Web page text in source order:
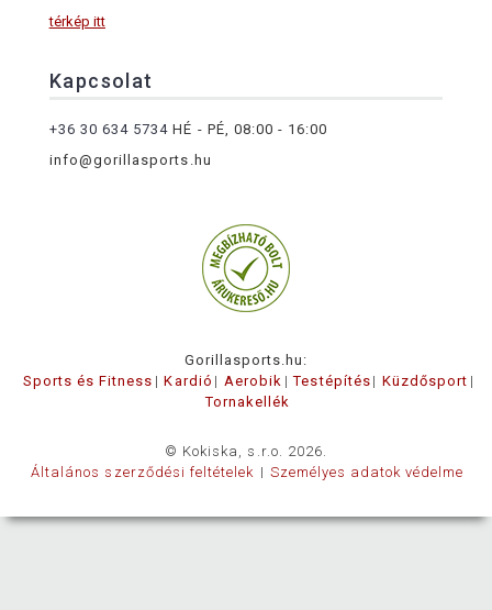
térkép itt
Kapcsolat
+36 30 634 5734 HÉ - PÉ, 08:00 - 16:00
info@gorillasports.hu
Gorillasports.hu:
Sports és Fitness
Kardió Aerobik Testépítés
Küzdősport
Tornakellék
© Kokiska, s.r.o. 2026.
Általános szerződési feltételek
Személyes adatok védelme